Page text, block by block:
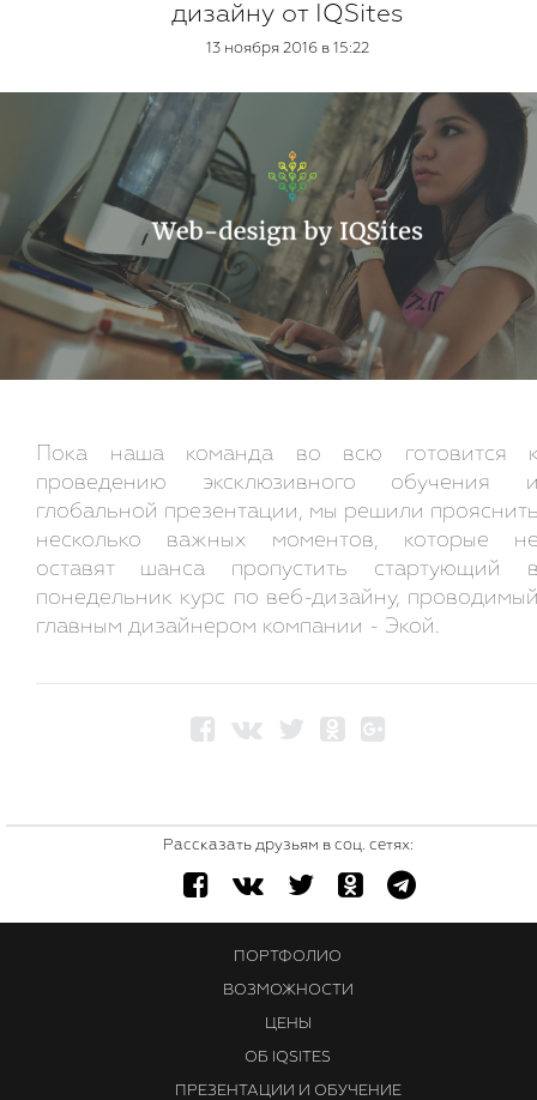
дизайну от IQSites
13 ноября 2016 в 15:22
Пока наша команда во всю готовится
проведению эксклюзивного обучения
глобальной презентации, мы решили
несколько важных моментов, которые
оставят шанса пропустить стартующий
понедельник курс по веб-дизайну,
главным дизайнером компании - Экой.
Рассказать друзьям в соц. сетях:
ПОРТФОЛИО
ВОЗМОЖНОСТИ
ЦЕНЫ
ОБ IQSITES
ПРЕЗЕНТАЦИИ И ОБУЧЕНИЕ